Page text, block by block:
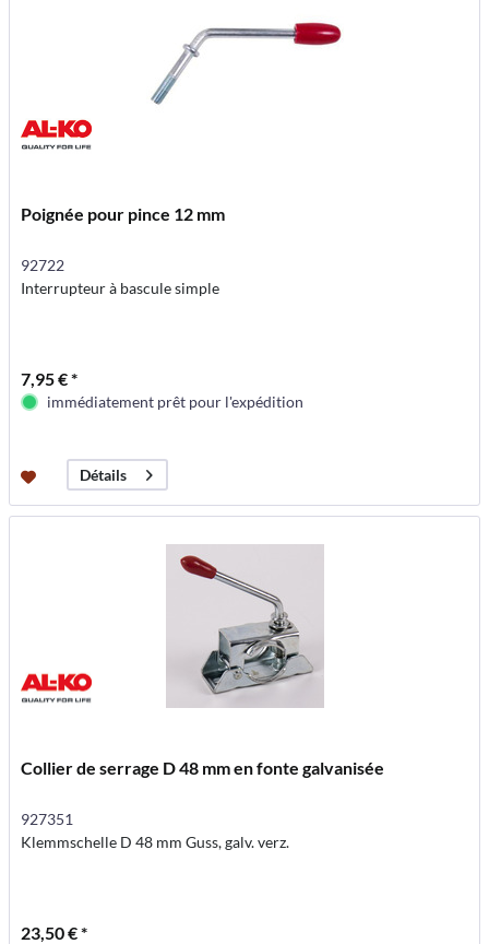
Poignée pour pince 12 mm
92722
Interrupteur à bascule simple
7,95 € *
immédiatement prêt pour l'expédition
Détails
Collier de serrage D 48 mm en fonte galvanisée
927351
Klemmschelle D 48 mm Guss, galv. verz.
23,50 € *